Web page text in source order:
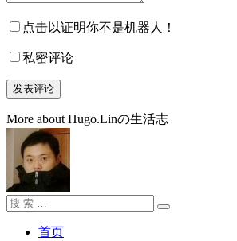
点击以证明你不是机器人！
私密评论
More about Hugo.Linの生活志
搜
搜
首页